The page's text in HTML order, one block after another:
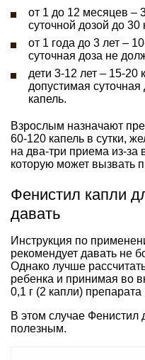
от 1 до 12 месяцев –
суточной дозой до 30
от 1 года до 3 лет –
суточная доза не
дети 3-12 лет – 15-20
допустимая
капель.
Взрослым назначают
60-120 капель в сутки,
на два-три приема из-за
которую может вызвать
Фенистил капли
давать
Инструкция по
рекомендует давать не
Однако лучше
ребенка и принимая во
0,1 г (2 капли) препарата
В этом случае Фенистил
полезным.